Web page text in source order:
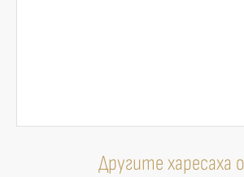
Другите харесаха